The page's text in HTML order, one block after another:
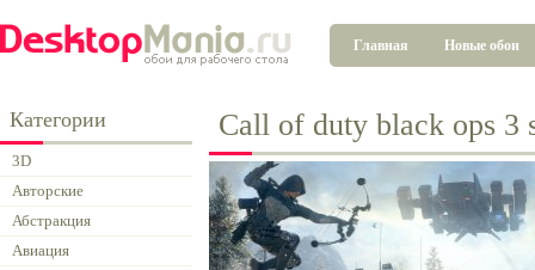
Главная Новые обои
Категории
3D
Авторские
Абстракция
Авиация
Call of duty black ops 3